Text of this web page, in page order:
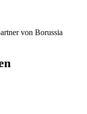
von Borussia